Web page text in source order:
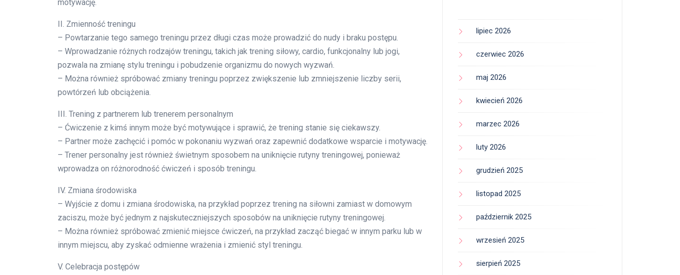
motywację.
II. Zmienność treningu
– Powtarzanie tego samego treningu przez długi czas może prowadzić do nudy i braku postępu.
– Wprowadzanie różnych rodzajów treningu, takich jak trening siłowy, cardio, funkcjonalny lub jogi,
pozwala na zmianę stylu treningu i pobudzenie organizmu do nowych wyzwań.
– Można również spróbować zmiany treningu poprzez zwiększenie lub zmniejszenie liczby serii,
powtórzeń lub obciążenia.
III. Trening z partnerem lub trenerem personalnym
– Ćwiczenie z kimś innym może być motywujące i sprawić, że trening stanie się ciekawszy.
– Partner może zachęcić i pomóc w pokonaniu wyzwań oraz zapewnić dodatkowe wsparcie i motywację.
– Trener personalny jest również świetnym sposobem na uniknięcie rutyny treningowej, ponieważ
wprowadza on różnorodność ćwiczeń i sposób treningu.
IV. Zmiana środowiska
– Wyjście z domu i zmiana środowiska, na przykład poprzez trening na siłowni zamiast w domowym
zaciszu, może być jednym z najskuteczniejszych sposobów na uniknięcie rutyny treningowej.
– Można również spróbować zmienić miejsce ćwiczeń, na przykład zacząć biegać w innym parku lub w
innym miejscu, aby zyskać odmienne wrażenia i zmienić styl treningu.
V. Celebracja postępów
lipiec 2026
czerwiec 2026
maj 2026
kwiecień 2026
marzec 2026
luty 2026
grudzień 2025
listopad 2025
październik 2025
wrzesień 2025
sierpień 2025